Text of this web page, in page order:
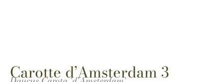
Carotte d’Amsterdam 3